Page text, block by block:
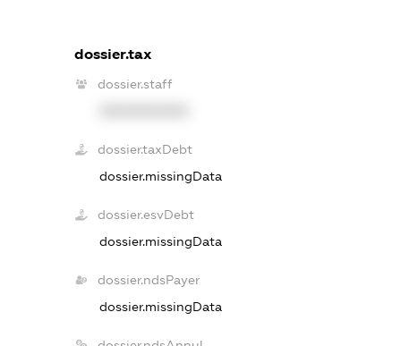
dossier.tax
dossier.staff
dossier.taxDebt
dossier.missingData
dossier.esvDebt
dossier.missingData
dossier.ndsPayer
dossier.missingData